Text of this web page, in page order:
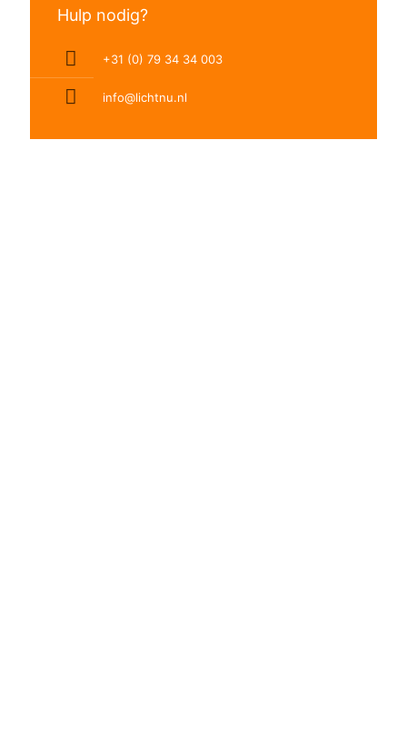
Hulp nodig?
+31 (0) 79 34 34 003
info@lichtnu.nl